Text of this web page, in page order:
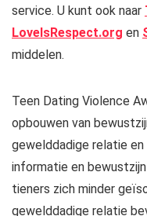
service. U kunt ook naar
LoveIsRespect.org en
middelen.
Teen Dating Violence
opbouwen van
gewelddadige relatie
informatie en
tieners zich minder
gewelddadige relatie